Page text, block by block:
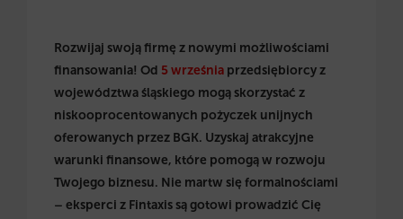
Rozwijaj swoją firmę z nowymi możliwościami
finansowania! Od 5 września przedsiębiorcy z
województwa śląskiego mogą skorzystać z
niskooprocentowanych pożyczek unijnych
oferowanych przez BGK. Uzyskaj atrakcyjne
warunki finansowe, które pomogą w rozwoju
Twojego biznesu. Nie martw się formalnościami
– eksperci z Fintaxis są gotowi prowadzić Cię